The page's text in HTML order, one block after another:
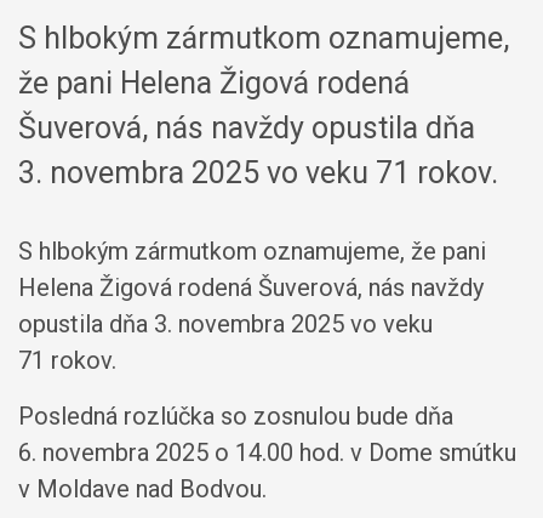
S hlbokým zármutkom oznamujeme,
že pani Helena Žigová rodená
Šuverová, nás navždy opustila dňa
3. novembra 2025 vo veku 71 rokov.
S hlbokým zármutkom oznamujeme, že pani
Helena Žigová rodená Šuverová, nás navždy
opustila dňa 3. novembra 2025 vo veku
71 rokov.
Posledná rozlúčka so zosnulou bude dňa
6. novembra 2025 o 14.00 hod. v Dome smútku
v Moldave nad Bodvou.